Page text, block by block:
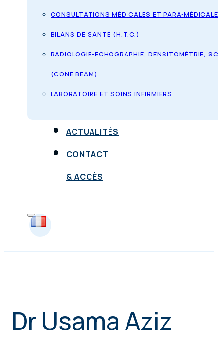
CONSULTATIONS MÉDICALES ET PARA-
BILANS DE SANTÉ (H.T.C.)
RADIOLOGIE-ECHOGRAPHIE, DENSITOMÉTRIE,
(CONE BEAM)
LABORATOIRE ET SOINS INFIRMIERS
ACTUALITÉS
CONTACT
& ACCÈS
Dr Usama Aziz